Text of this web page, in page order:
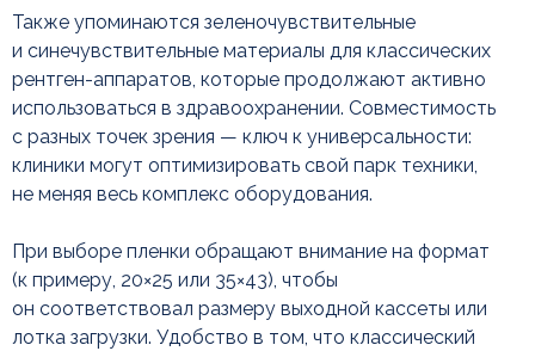
Также упоминаются зеленочувствительные
и синечувствительные материалы для классических
рентген-аппаратов, которые продолжают активно
использоваться в здравоохранении. Совместимость
с разных точек зрения — ключ к универсальности:
клиники могут оптимизировать свой парк техники,
не меняя весь комплекс оборудования.
При выборе пленки обращают внимание на формат
(к примеру, 20×25 или 35×43), чтобы
он соответствовал размеру выходной кассеты или
лотка загрузки. Удобство в том, что классический